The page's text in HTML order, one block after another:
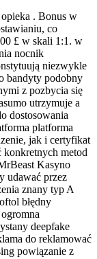
. Bonus w
co
£ w skali 1:1. w
nocnik
niezwykle
bandyty podobny
z pozbycia się
utrzymuje a
dostosowania
platforma
jak i certyfikat
konkretnych metod
Kasyno
udawać przez
znany typ A
błędny
deepfake
do reklamować
powiązanie z